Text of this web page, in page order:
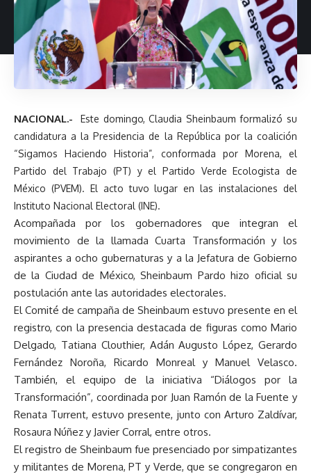
NACIONAL.-
Este domingo, Claudia Sheinbaum formalizó su
candidatura a la Presidencia de la República por la coalición
“Sigamos Haciendo Historia”, conformada por Morena, el
Partido del Trabajo (PT) y el Partido Verde Ecologista de
México (PVEM). El acto tuvo lugar en las instalaciones del
Instituto Nacional Electoral (INE).
Acompañada por los gobernadores que integran el
movimiento de la llamada Cuarta Transformación y los
aspirantes a ocho gubernaturas y a la Jefatura de Gobierno
de la Ciudad de México, Sheinbaum Pardo hizo oficial su
postulación ante las autoridades electorales.
El Comité de campaña de Sheinbaum estuvo presente en el
registro, con la presencia destacada de figuras como Mario
Delgado, Tatiana Clouthier, Adán Augusto López, Gerardo
Fernández Noroña, Ricardo Monreal y Manuel Velasco.
También, el equipo de la iniciativa “Diálogos por la
Transformación”, coordinada por Juan Ramón de la Fuente y
Renata Turrent, estuvo presente, junto con Arturo Zaldívar,
Rosaura Núñez y Javier Corral, entre otros.
El registro de Sheinbaum fue presenciado por simpatizantes
y militantes de Morena, PT y Verde, que se congregaron en